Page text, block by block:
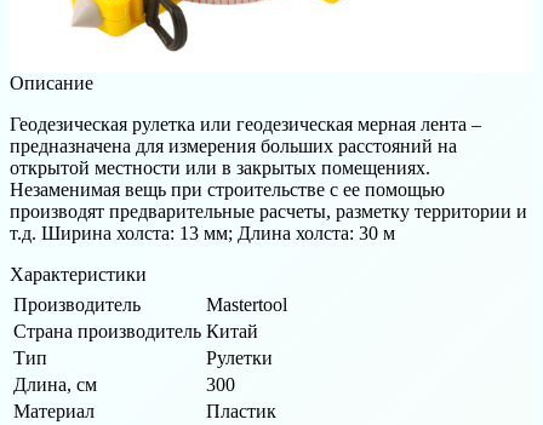
Описание
Геодезическая рулетка или геодезическая мерная лента –
предназначена для измерения больших расстояний на
открытой местности или в закрытых помещениях.
Незаменимая вещь при строительстве с ее помощью
производят предварительные расчеты, разметку территории и
т.д. Ширина холста: 13 мм; Длина холста: 30 м
Характеристики
Производитель
Mastertool
Страна производитель Китай
Тип
Рулетки
Длина, см
300
Материал
Пластик